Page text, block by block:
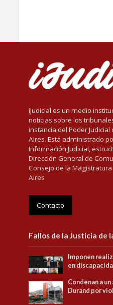
iJudicial es un medio
noticias sobre los
instancia del Poder
Aires. Está administrado
Información Judicial,
Dirección General de
Consejo de la
Aires
Contacto
Fallos de la Justicia de
Imponen
en
Condenan a
Durand por